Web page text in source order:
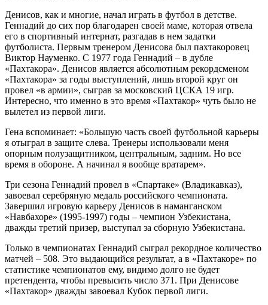
Денисов, как и многие, начал играть в футбол в детстве.
Геннадий до сих пор благодарен своей маме, которая отвела
его в спортивный интернат, разгадав в нем задатки
футболиста. Первым тренером Денисова был пахтакоровец
Виктор Науменко. С 1977 года Геннадий – в дубле
«Пахтакора». Денисов является абсолютным рекордсменом
«Пахтакора» за годы выступлений, лишь второй круг он
провел «в армии», сыграв за московский ЦСКА 19 игр.
Интересно, что именно в это время «Пахтакор» чуть было не
вылетел из первой лиги.
Гена вспоминает: «Большую часть своей футбольной карьеры
я отыграл в защите слева. Тренеры использовали меня
опорным полузащитником, центральным, задним. Но все
время в обороне. А начинал я вообще вратарем».
Три сезона Геннадий провел в «Спартаке» (Владикавказ),
завоевал серебряную медаль российского чемпионата.
Завершил игровую карьеру Денисов в наманганском
«Навбахоре» (1995-1997) годы – чемпион Узбекистана,
дважды третий призер, выступал за сборную Узбекистана.
Только в чемпионатах Геннадий сыграл рекордное количество
матчей – 508. Это выдающийся результат, а в «Пахтакоре» по
статистике чемпионатов ему, видимо долго не будет
претендента, чтобы превысить число 371. При Денисове
«Пахтакор» дважды завоевал Кубок первой лиги.